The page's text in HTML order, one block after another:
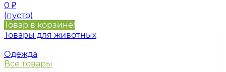
0 ₽
(пусто)
Товар в корзине!
Товары для животных
Одежда
Все товары